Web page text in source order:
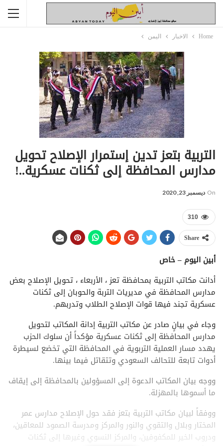
Home الاخبار اليمن
التربية بتعز تدين إستمرار الإصلاح تحويل
مدارس المحافظة إلى ثكنات عسكرية..!
On ديسمبر 23, 2020
310
Share
أبين اليوم – خاص
أدانت مكاتب التربية بمحافظة تعز ، الأربعاء ، تحويل الإصلاح بعض
مدارس المحافظة في مديريات التربة والحوبان إلى ثكنات
عسكرية تجند فيها قوات الإصلاح الطلاب وتدربهم.
وجاء في بيانٍ صادر عن مكاتب التربية إدانة المكاتب لتحويل
مدارس المحافظة إلى ثكنات عسكرية مؤكداً أن سلوك الحزب
يهدد مسار العملية التربوية في المحافظة التي تخضع لسيطرة
أدوات تابعة للتحالف السعودي وتتقاتل فيما بينها.
ووجه بيان المكاتب الدعوة إلى المسؤولين بالمحافظة إلى إيقاف
ما أسموها بالمهزلة.
ووفقاً لبيان مكاتب التربية بتعز فقد حول الإصلاح مدارس عمر
المختار وبلال والتقوي والنور والمركز ومدرسة الصمود للمعاقين،
ودروب الخير للمكفوفين، والمركز النسوي وغيرها إلى ثكنات